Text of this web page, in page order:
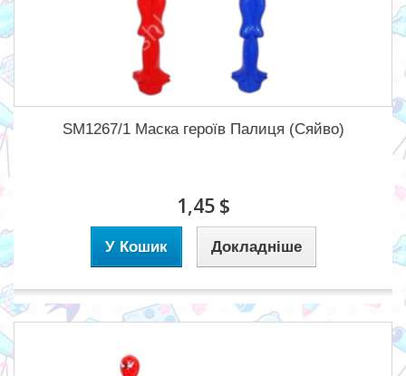
SM1267/1 Маска героїв Палиця (Сяйво)
1,45 $
У Кошик Докладніше